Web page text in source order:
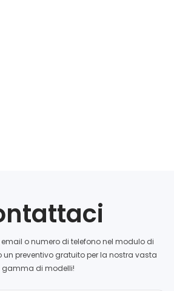
o numero di telefono nel modulo di
un preventivo gratuito per la nostra vasta
gamma di modelli!